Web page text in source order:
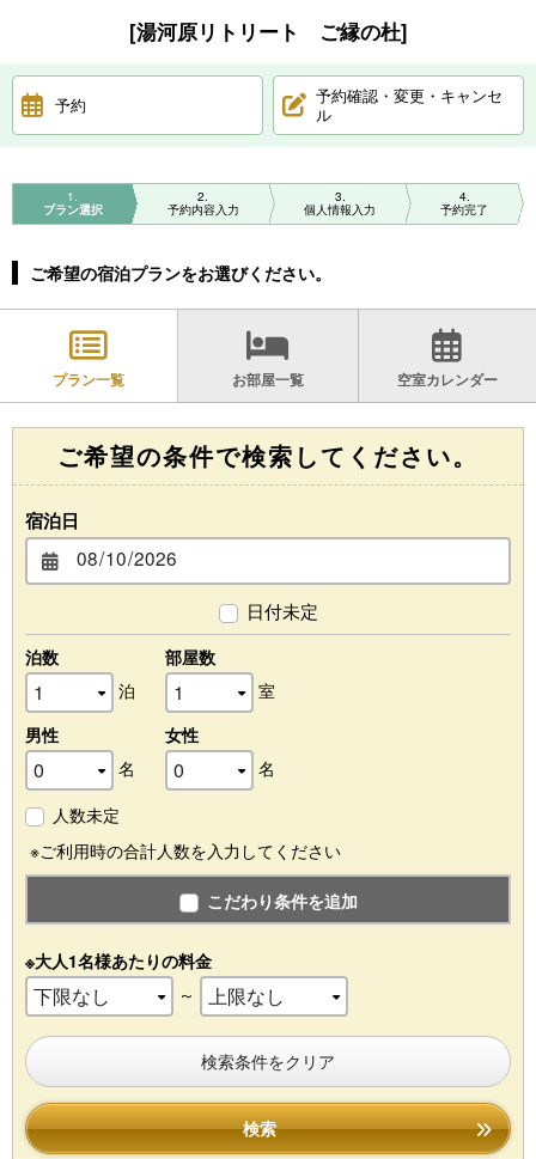
[湯河原リトリート ご縁の杜]
予約
予約確認・変更・キャンセ
ル
1
プラン選択
2
予約内容入力
3
個人情報入力
4
予約完了
ご希望の宿泊プランをお選びください。
プラン一覧 お部屋一覧 空室カレンダー
ご希望の条件で検索してください。
宿泊日
日付未定
泊数
泊
部屋数
室
男性
名
女性
名
人数未定
※ご利用時の合計人数を入力してください
こだわり条件を追加
※大人1名様あたりの料金
～
検索条件をクリア
検索